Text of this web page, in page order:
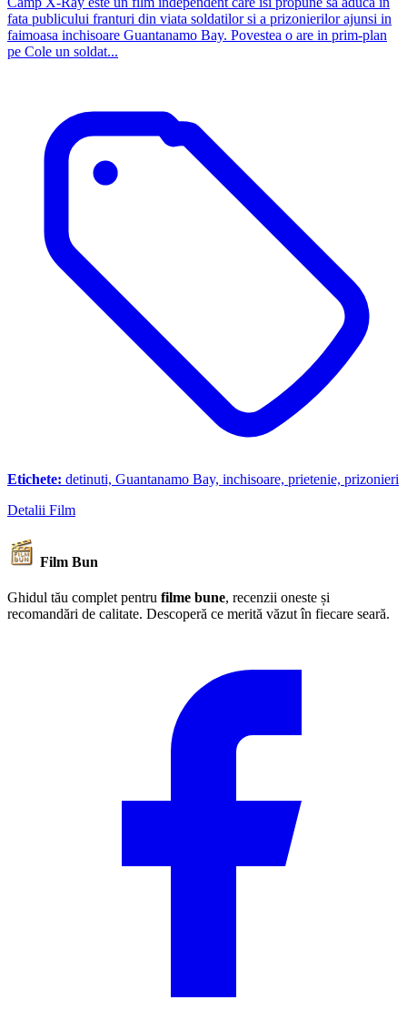
fata publicului franturi din viata soldatilor si a prizonierilor ajunsi in
faimoasa inchisoare Guantanamo Bay. Povestea o are in prim-plan
pe Cole un soldat...
Etichete: detinuti, Guantanamo Bay, inchisoare, prietenie, prizonieri
Detalii Film
Film Bun
Ghidul tău complet pentru filme bune, recenzii oneste și
recomandări de calitate. Descoperă ce merită văzut în fiecare seară.